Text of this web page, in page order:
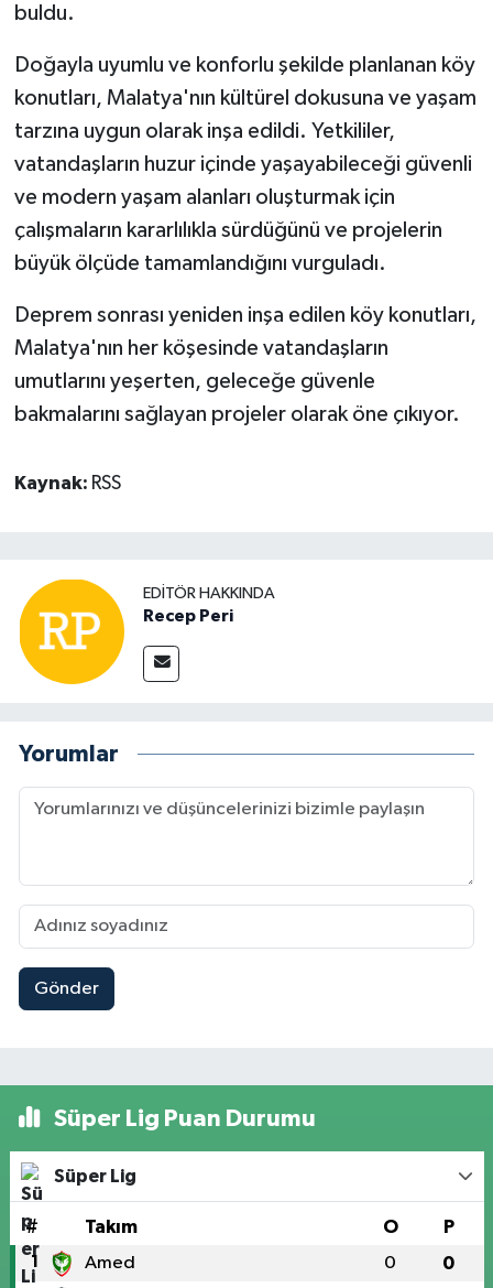
buldu.
Doğayla uyumlu ve konforlu şekilde planlanan köy
konutları, Malatya'nın kültürel dokusuna ve yaşam
tarzına uygun olarak inşa edildi. Yetkililer,
vatandaşların huzur içinde yaşayabileceği güvenli
ve modern yaşam alanları oluşturmak için
çalışmaların kararlılıkla sürdüğünü ve projelerin
büyük ölçüde tamamlandığını vurguladı.
Deprem sonrası yeniden inşa edilen köy konutları,
Malatya'nın her köşesinde vatandaşların
umutlarını yeşerten, geleceğe güvenle
bakmalarını sağlayan projeler olarak öne çıkıyor.
Kaynak: RSS
EDITÖR HAKKINDA
Recep Peri
Yorumlar
Gönder
Süper Lig Puan Durumu
Süper Lig
# Takım O P
1 Amed 0 0